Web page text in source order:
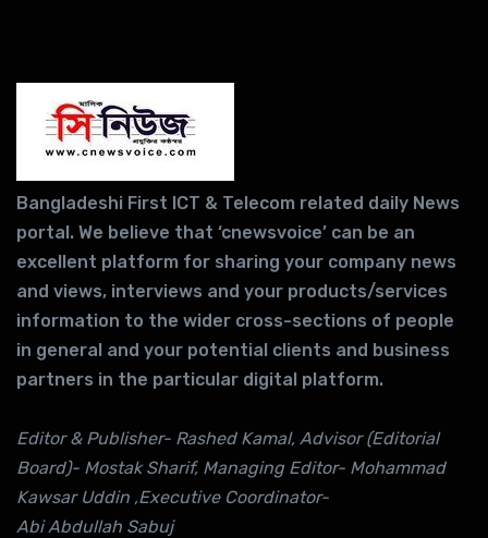
Bangladeshi First ICT & Telecom related daily News
portal. We believe that ‘cnewsvoice’ can be an
excellent platform for sharing your company news
and views, interviews and your products/services
information to the wider cross-sections of people
in general and your potential clients and business
partners in the particular digital platform.
Editor & Publisher- Rashed Kamal, Advisor (Editorial
Board)- Mostak Sharif, Managing Editor- Mohammad
Kawsar Uddin ,Executive Coordinator-
Abi Abdullah Sabuj